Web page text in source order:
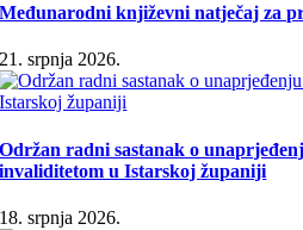
Međunarodni književni natječaj za
21. srpnja 2026.
Održan radni sastanak o
invaliditetom u Istarskoj županiji
18. srpnja 2026.